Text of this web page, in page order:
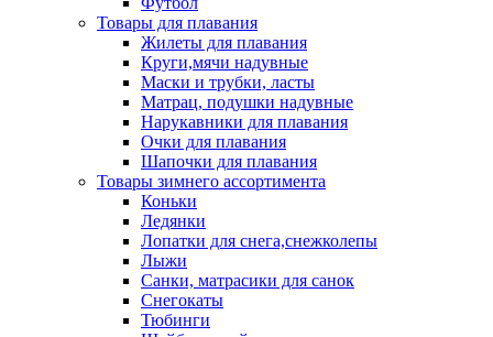
Товары для плавания
Жилеты для плавания
Круги,мячи надувные
Маски и трубки, ласты
Матрац, подушки надувные
Нарукавники для плавания
Очки для плавания
Шапочки для плавания
Товары зимнего ассортимента
Коньки
Ледянки
Лопатки для снега,снежколепы
Лыжи
Санки, матрасики для санок
Снегокаты
Тюбинги